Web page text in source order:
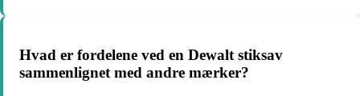
Hvad er fordelene ved en Dewalt stiksav
sammenlignet med andre mærker?